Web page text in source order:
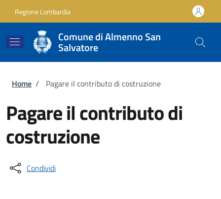
Regione Lombardia
Comune di Almenno San
Salvatore
Briciole di pane
Home / Pagare il contributo di costruzione
Pagare il contributo di
costruzione
Condividi